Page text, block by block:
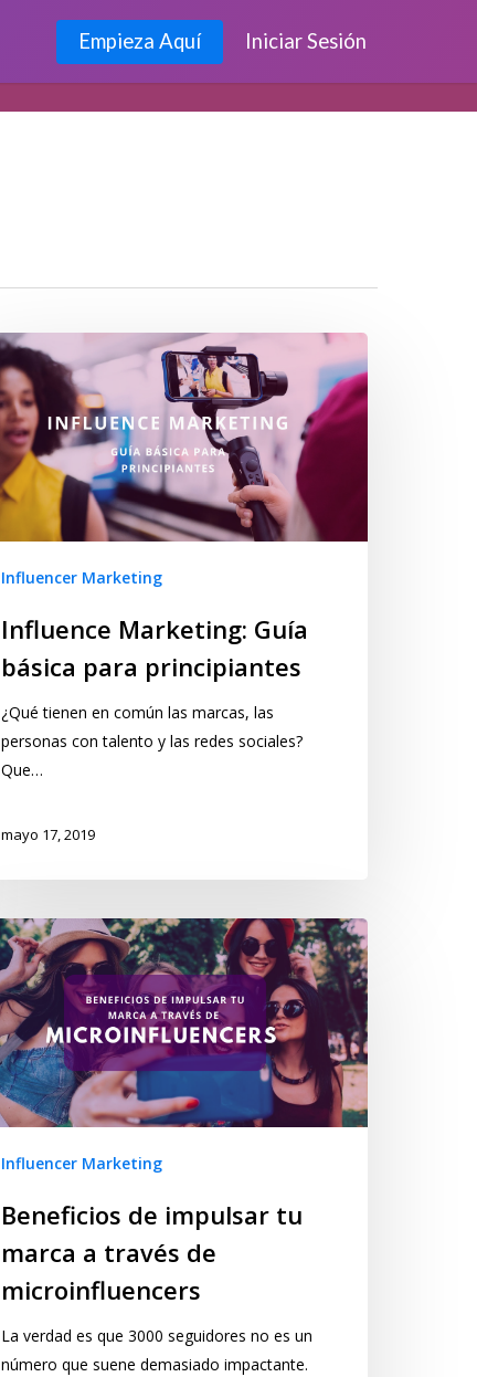
Empieza Aquí Iniciar Sesión
Influencer Marketing
Influence Marketing: Guía
básica para principiantes
¿Qué tienen en común las marcas, las
personas con talento y las redes sociales?
Que…
mayo 17, 2019
Influencer Marketing
Beneficios de impulsar tu
marca a través de
microinfluencers
La verdad es que 3000 seguidores no es un
número que suene demasiado impactante.